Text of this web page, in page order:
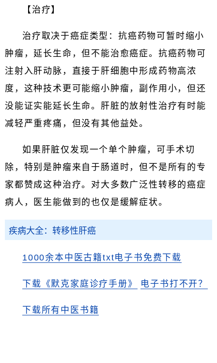
【治疗】
治疗取决于癌症类型：抗癌药物可暂时缩小
肿瘤，延长生命，但不能治愈癌症。抗癌药物可
注射入肝动脉，直接于肝细胞中形成药物高浓
度，这种技术更可能缩小肿瘤，副作用小，但还
没能证实能延长生命。肝脏的放射性治疗有时能
减轻严重疼痛，但没有其他益处。
如果肝脏仅发现一个单个肿瘤，可手术切
除，特别是肿瘤来自于肠道时，但不是所有的专
家都赞成这种治疗。对大多数广泛性转移的癌症
病人，医生能做到的也仅是缓解症状。
疾病大全：转移性肝癌
1000余本中医古籍txt电子书免费下载
下载《默克家庭诊疗手册》 电子书打不开？
下载所有中医书籍